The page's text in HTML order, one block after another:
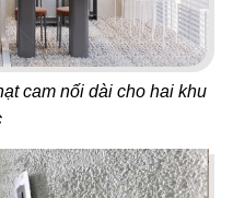
cam nối dài cho hai khu
LẨU XÔNG HƠI
Hấp thuỷ nhiệt